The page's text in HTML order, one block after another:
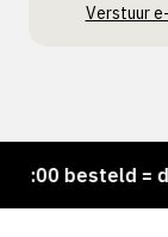
Verstuur
besteld =